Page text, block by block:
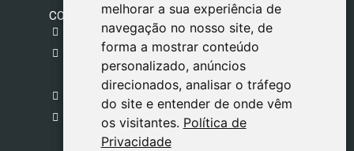
melhorar a sua experiência de
navegação no nosso site, de
forma a mostrar conteúdo
personalizado, anúncios
direcionados, analisar o tráfego
do site e entender de onde vêm
os visitantes. Política de
Privacidade
melhorar a sua experiência de
navegação no nosso site, de
forma a mostrar conteúdo
personalizado, anúncios
direcionados, analisar o tráfego
do site e entender de onde vêm
os visitantes. Política de
Privacidade
CONTACTO
gestion@safeliz.com
C. del Pradillo, 6, 28770 Colmenar Viejo,
Madrid
+34 918 459 877
Segunda a Sexta
09:00 - 13:00